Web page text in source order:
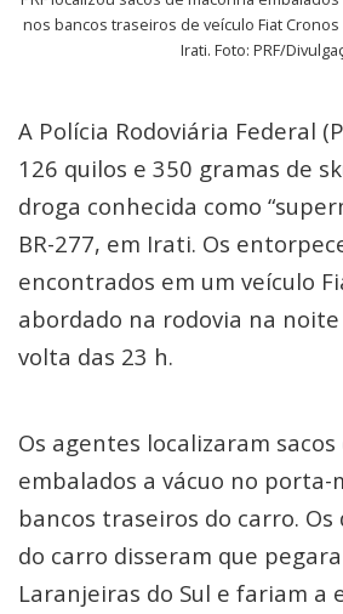
nos bancos traseiros de veículo Fiat Cronos
Irati. Foto: PRF/
A Polícia Rodoviária Federal
126 quilos e 350 gramas de
droga conhecida como
BR-277, em Irati. Os
encontrados em um veículo
abordado na rodovia na
volta das 23 h.
Os agentes localizaram
embalados a vácuo no porta-
bancos traseiros do carro.
do carro disseram que
Laranjeiras do Sul e fariam a